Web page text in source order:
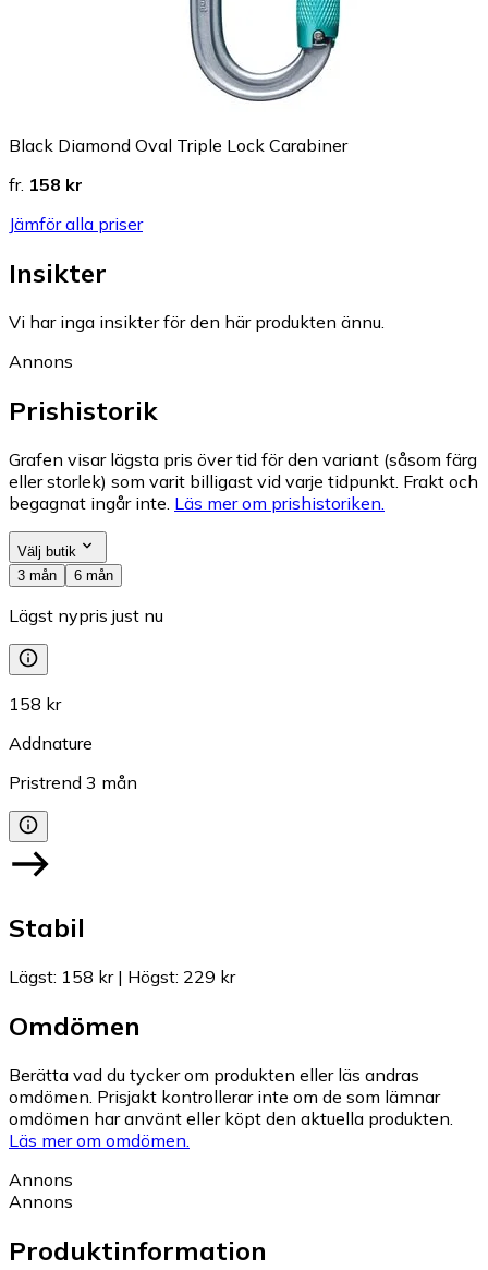
Black Diamond Oval Triple Lock Carabiner
fr. 158 kr
Jämför alla priser
Insikter
Vi har inga insikter för den här produkten ännu.
Annons
Prishistorik
Grafen visar lägsta pris över tid för den variant (såsom färg
eller storlek) som varit billigast vid varje tidpunkt. Frakt och
begagnat ingår inte. Läs mer om prishistoriken.
Välj butik
3 mån
6 mån
Lägst nypris just nu
158 kr
Addnature
Pristrend 3 mån
Stabil
Lägst: 158 kr| Högst: 229 kr
Omdömen
Berätta vad du tycker om produkten eller läs andras
omdömen. Prisjakt kontrollerar inte om de som lämnar
omdömen har använt eller köpt den aktuella produkten.
Läs mer om omdömen.
Annons
Annons
Produktinformation